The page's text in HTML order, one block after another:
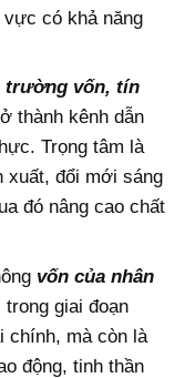
có khả năng
trường vốn, tín
thành kênh dẫn
Trọng tâm là
xuất, đổi mới sáng
đó nâng cao chất
vốn của nhân
giai đoạn
chính, mà còn là
động, tinh thần